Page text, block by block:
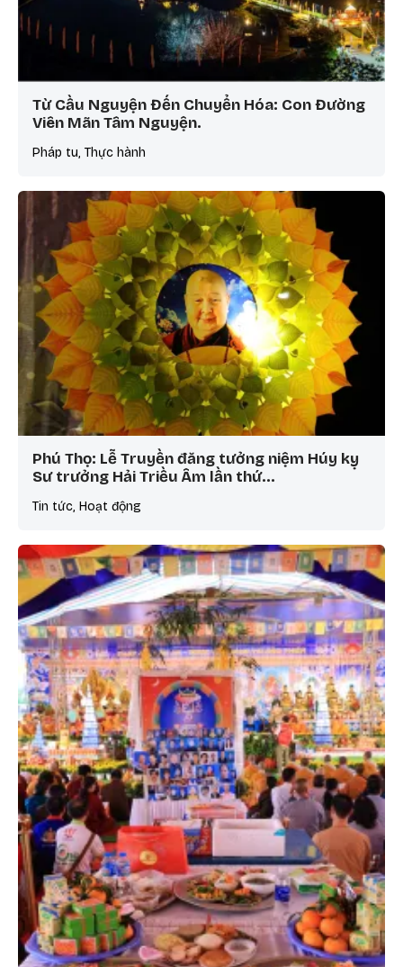
Từ Cầu Nguyện Đến Chuyển Hóa: Con Đường
Viên Mãn Tâm Nguyện.
Pháp tu, Thực hành
Phú Thọ: Lễ Truyền đăng tưởng niệm Húy kỵ
Sư trưởng Hải Triều Âm lần thứ…
Tin tức, Hoạt động